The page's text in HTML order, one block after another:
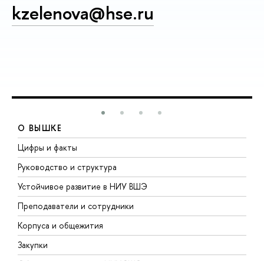
kzelenova@hse.ru
О ВЫШКЕ
Цифры и факты
Руководство и структура
Устойчивое развитие в НИУ ВШЭ
Преподаватели и сотрудники
Корпуса и общежития
Закупки